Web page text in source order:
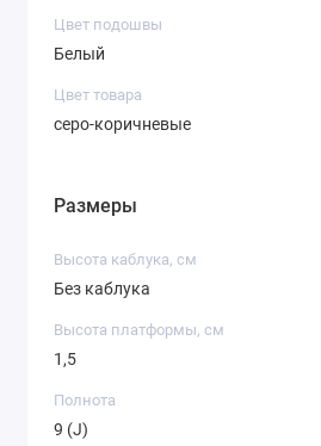
Цвет подошвы
Белый
Цвет товара
серо-коричневые
Размеры
Высота каблука, см
Без каблука
Высота платформы, см
1,5
Полнота
9 (J)